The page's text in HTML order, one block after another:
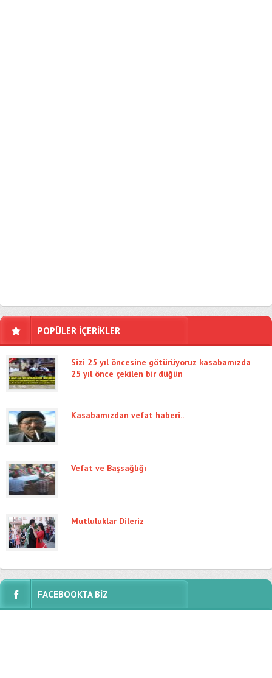
POPÜLER İÇERİKLER
Sizi 25 yıl öncesine götürüyoruz kasabamızda
25 yıl önce çekilen bir düğün
Kasabamızdan vefat haberi..
Vefat ve Başsağlığı
Mutluluklar Dileriz
FACEBOOKTA BİZ